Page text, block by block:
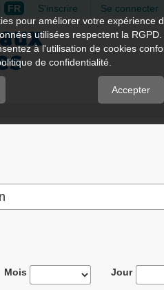
FR S'inscrire Se connecter
Mois Jour
pour améliorer votre expérience
utilisées respectent la
à l'utilisation de cookies
de confidentialité.
Accepter